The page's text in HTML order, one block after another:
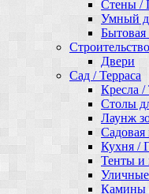
Стены /
Умный
Бытовая
Строительство
Двери
Сад / Терраса
Кресла
Столы
Лаунж
Садовая
Кухня /
Тенты и
Камины